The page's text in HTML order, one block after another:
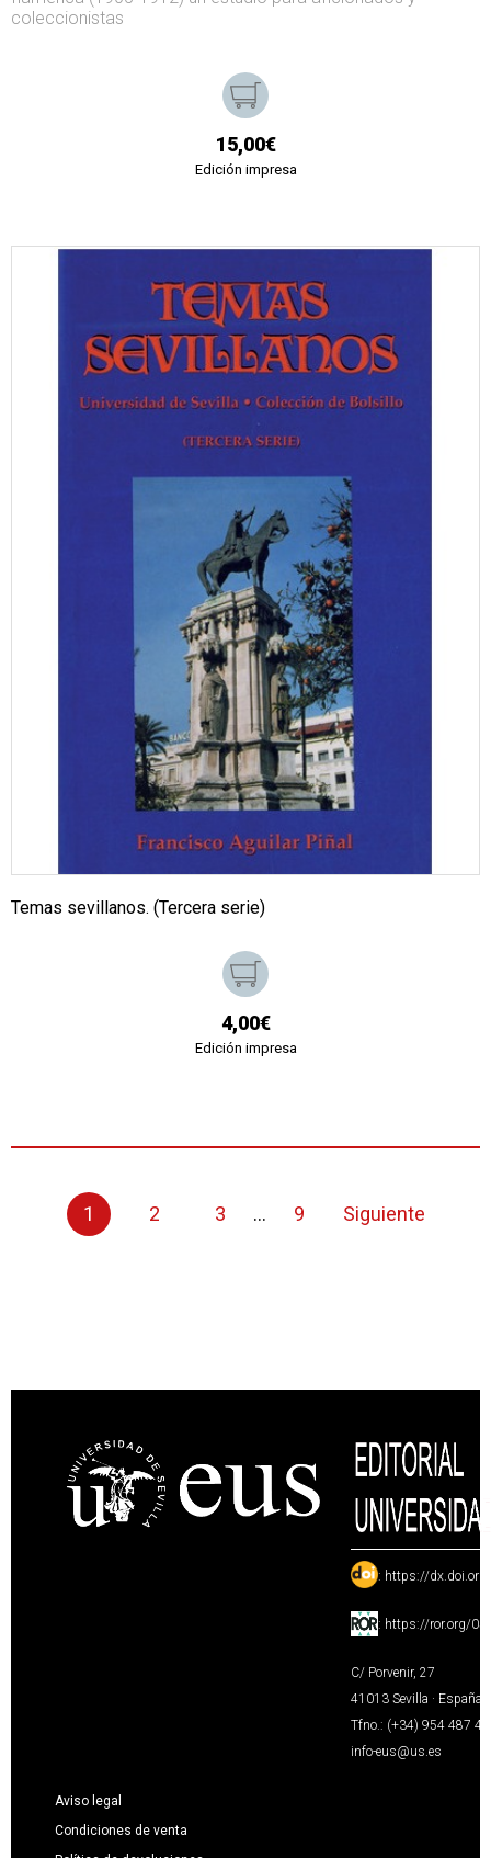
coleccionistas
15,00€
Edición impresa
Temas sevillanos. (Tercera serie)
4,00€
Edición impresa
1 2 3 ... 9 Siguiente
: https://
: https://ror.org/
C/ Porvenir, 27
41013 Sevilla · España
Tfno.: (+34) 954 487
info-eus@us.es
Aviso legal
Condiciones de venta